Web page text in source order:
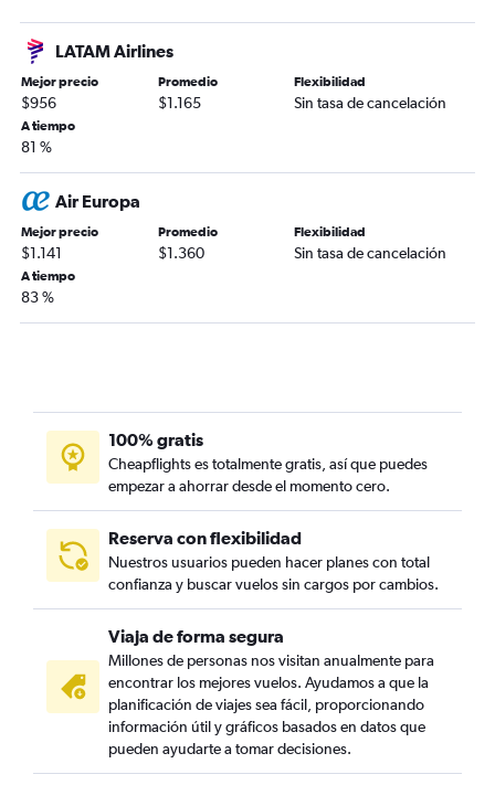
LATAM Airlines
Mejor precio
$956
Promedio
$1.165
Flexibilidad
Sin tasa de cancelación
A tiempo
81 %
Air Europa
Mejor precio
$1.141
Promedio
$1.360
Flexibilidad
Sin tasa de cancelación
A tiempo
83 %
100% gratis
Cheapflights es totalmente gratis, así que puedes
empezar a ahorrar desde el momento cero.
Reserva con flexibilidad
Nuestros usuarios pueden hacer planes con total
confianza y buscar vuelos sin cargos por cambios.
Viaja de forma segura
Millones de personas nos visitan anualmente para
encontrar los mejores vuelos. Ayudamos a que la
planificación de viajes sea fácil, proporcionando
información útil y gráficos basados en datos que
pueden ayudarte a tomar decisiones.